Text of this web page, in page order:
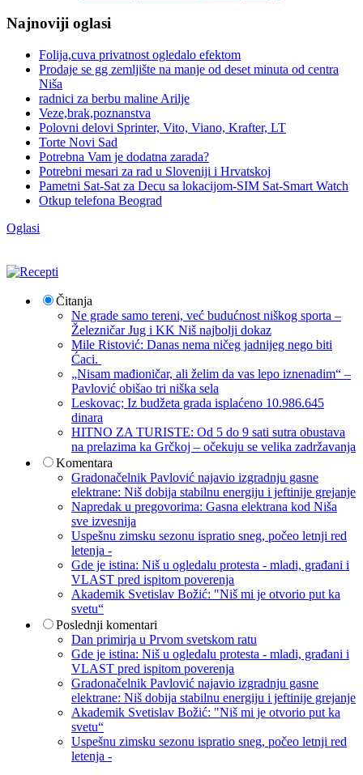
Najnoviji oglasi
Folija,cuva privatnost ogledalo efektom
Prodaje se gg zemljište na manje od deset minuta od centra
Niša
radnici za berbu maline Arilje
Veze,brak,poznanstva
Polovni delovi Sprinter, Vito, Viano, Krafter, LT
Torte Novi Sad
Potrebna Vam je dodatna zarada?
Potrebni mesari za rad u Sloveniji i Hrvatskoj
Pametni Sat-Sat za Decu sa lokacijom-SIM Sat-Smart Watch
Otkup telefona Beograd
Oglasi
Čitanja
Ne grade samo tereni, već budućnost niškog sporta –
Železničar Jug i KK Niš najbolji dokaz
Mile Ristović: Danas nema ničeg jadnijeg nego biti
Ćaci.
„Nisam mađioničar, ali želim da vas lepo iznenadim“ –
Pavlović obišao tri niška sela
Leskovac; Iz budžeta grada isplaćeno 10.986.645
dinara
HITNO ZA TURISTE: Od 5 do 9 sati sutra obustava
na prelazima ka Grčkoj – očekuju se velika zadržavanja
Komentara
Gradonačelnik Pavlović najavio izgradnju gasne
elektrane: Niš dobija stabilnu energiju i jeftinije grejanje
Napredak u pregovorima: Gasna elektrana kod Niša
sve izvesnija
Uspešnu zimsku sezonu ispratio sneg, počeo letnji red
letenja -
Gde je istina: Niš u ogledalu protesta - mladi, građani i
VLAST pred ispitom poverenja
Akademik Svetislav Božić: "Niš mi je otvorio put ka
svetu“
Poslednji komentari
Dan primirja u Prvom svetskom ratu
Gde je istina: Niš u ogledalu protesta - mladi, građani i
VLAST pred ispitom poverenja
Gradonačelnik Pavlović najavio izgradnju gasne
elektrane: Niš dobija stabilnu energiju i jeftinije grejanje
Akademik Svetislav Božić: "Niš mi je otvorio put ka
svetu“
Uspešnu zimsku sezonu ispratio sneg, počeo letnji red
letenja -